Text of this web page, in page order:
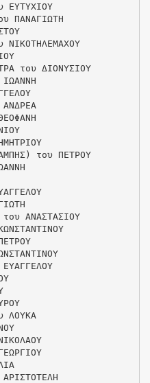
ΕΥΤΥΧΙΟΥ
ΠΑΝΑΓΙΩΤΗ
ΝΙΚΟΤΗΛΕΜΑΧΟΥ
του ΔΙΟΝΥΣΙΟΥ
του ΠΕΤΡΟΥ
ΑΝΑΣΤΑΣΙΟΥ
ΛΟΥΚΑ